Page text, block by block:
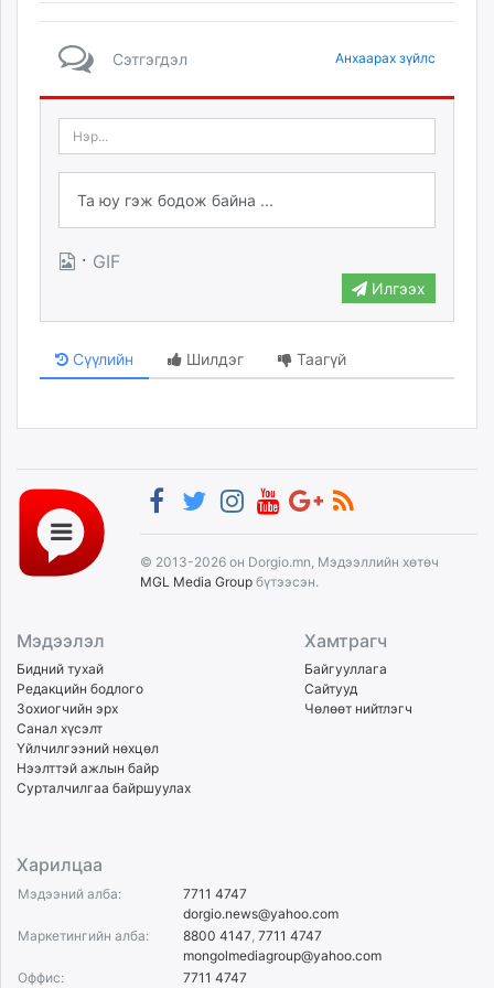
Сэтгэгдэл Анхаарах зүйлс
· GIF
Илгээх
Сүүлийн Шилдэг Таагүй
© 2013-2026 он Dorgio.mn, Мэдээллийн хөтөч
MGL Media Group бүтээсэн.
Мэдээлэл
Бидний тухай
Редакцийн бодлого
Зохиогчийн эрх
Санал хүсэлт
Үйлчилгээний нөхцөл
Нээлттэй ажлын байр
Сурталчилгаа байршуулах
Хамтрагч
Байгууллага
Сайтууд
Чөлөөт нийтлэгч
Харилцаа
Мэдээний алба:
7711 4747
dorgio.news@yahoo.com
Маркетингийн алба:
8800 4147 7711 4747
mongolmediagroup@yahoo.com
Оффис:
7711 4747